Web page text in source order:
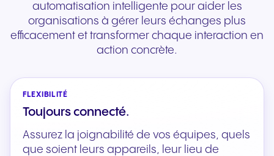
automatisation intelligente pour aider les
organisations à gérer leurs échanges plus
efficacement et transformer chaque interaction en
action concrète.
FLEXIBILITÉ
Toujours connecté.
Assurez la joignabilité de vos équipes, quels
que soient leurs appareils, leur lieu de